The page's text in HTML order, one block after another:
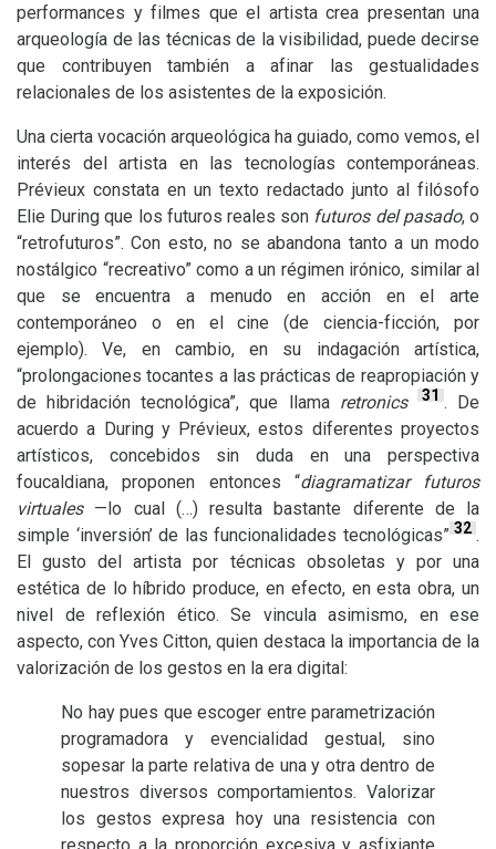
performances y filmes que el artista crea presentan una
arqueología de las técnicas de la visibilidad, puede decirse
que contribuyen también a afinar las gestualidades
relacionales de los asistentes de la exposición.
Una cierta vocación arqueológica ha guiado, como vemos, el
interés del artista en las tecnologías contemporáneas.
Prévieux constata en un texto redactado junto al filósofo
Elie During que los futuros reales son futuros del pasado, o
“retrofuturos”. Con esto, no se abandona tanto a un modo
nostálgico “recreativo” como a un régimen irónico, similar al
que se encuentra a menudo en acción en el arte
contemporáneo o en el cine (de ciencia-ficción, por
ejemplo). Ve, en cambio, en su indagación artística,
“prolongaciones tocantes a las prácticas de reapropiación y
de hibridación tecnológica”, que llama retronics 31 . De
acuerdo a During y Prévieux, estos diferentes proyectos
artísticos, concebidos sin duda en una perspectiva
foucaldiana, proponen entonces “diagramatizar futuros
virtuales—lo cual (…) resulta bastante diferente de la
simple ‘inversión’ de las funcionalidades tecnológicas” 32 .
El gusto del artista por técnicas obsoletas y por una
estética de lo híbrido produce, en efecto, en esta obra, un
nivel de reflexión ético. Se vincula asimismo, en ese
aspecto, con Yves Citton, quien destaca la importancia de la
valorización de los gestos en la era digital:
No hay pues que escoger entre parametrización
programadora y evencialidad gestual, sino
sopesar la parte relativa de una y otra dentro de
nuestros diversos comportamientos. Valorizar
los gestos expresa hoy una resistencia con